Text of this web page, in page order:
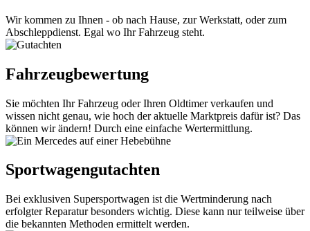
Wir kommen zu Ihnen - ob nach Hause, zur Werkstatt, oder zum
Abschleppdienst. Egal wo Ihr Fahrzeug steht.
Fahrzeugbewertung
Sie möchten Ihr Fahrzeug oder Ihren Oldtimer verkaufen und
wissen nicht genau, wie hoch der aktuelle Marktpreis dafür ist? Das
können wir ändern! Durch eine einfache Wertermittlung.
Sportwagengutachten
Bei exklusiven Supersportwagen ist die Wertminderung nach
erfolgter Reparatur besonders wichtig. Diese kann nur teilweise über
die bekannten Methoden ermittelt werden.